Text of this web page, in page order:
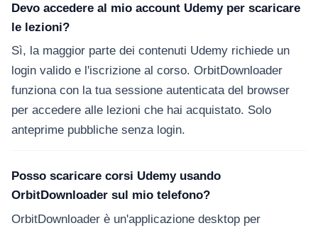
Devo accedere al mio account Udemy per scaricare
le lezioni?
Sì, la maggior parte dei contenuti Udemy richiede un
login valido e l'iscrizione al corso. OrbitDownloader
funziona con la tua sessione autenticata del browser
per accedere alle lezioni che hai acquistato. Solo
anteprime pubbliche senza login.
Posso scaricare corsi Udemy usando
OrbitDownloader sul mio telefono?
OrbitDownloader è un'applicazione desktop per